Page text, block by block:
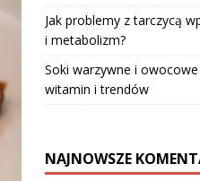
Jak problemy z tarczycą
i metabolizm?
Soki warzywne i
witamin i trendów
NAJNOWSZE